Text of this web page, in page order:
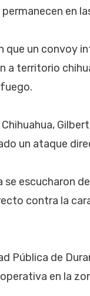
en
que un convoy
a territorio
un ataque
se escucharon
contra la
Pública de
en la